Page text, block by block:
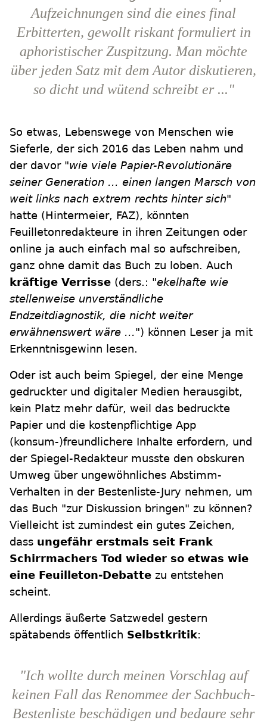
Aufzeichnungen sind die eines final
Erbitterten, gewollt riskant formuliert in
aphoristischer Zuspitzung. Man möchte
über jeden Satz mit dem Autor diskutieren,
so dicht und wütend schreibt er ..."
So etwas, Lebenswege von Menschen wie
Sieferle, der sich 2016 das Leben nahm und
der davor "wie viele Papier-Revolutionäre
seiner Generation ... einen langen Marsch von
weit links nach extrem rechts hinter sich"
hatte (Hintermeier, FAZ), könnten
Feuilletonredakteure in ihren Zeitungen oder
online ja auch einfach mal so aufschreiben,
ganz ohne damit das Buch zu loben. Auch
kräftige Verrisse (ders.: "ekelhafte wie
stellenweise unverständliche
Endzeitdiagnostik, die nicht weiter
erwähnenswert wäre ...") können Leser ja mit
Erkenntnisgewinn lesen.
Oder ist auch beim Spiegel, der eine Menge
gedruckter und digitaler Medien herausgibt,
kein Platz mehr dafür, weil das bedruckte
Papier und die kostenpflichtige App
(konsum-)freundlichere Inhalte erfordern, und
der Spiegel-Redakteur musste den obskuren
Umweg über ungewöhnliches Abstimm-
Verhalten in der Bestenliste-Jury nehmen, um
das Buch "zur Diskussion bringen" zu können?
Vielleicht ist zumindest ein gutes Zeichen,
dass ungefähr erstmals seit Frank
Schirrmachers Tod wieder so etwas wie
eine Feuilleton-Debatte zu entstehen
scheint.
Allerdings äußerte Satzwedel gestern
spätabends öffentlich Selbstkritik:
"Ich wollte durch meinen Vorschlag auf
keinen Fall das Renommee der Sachbuch-
Bestenliste beschädigen und bedaure sehr